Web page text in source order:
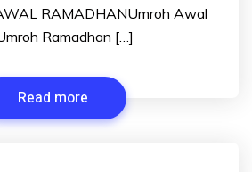
RAMADHANUmroh Awal
Ramadhan […]
Read more